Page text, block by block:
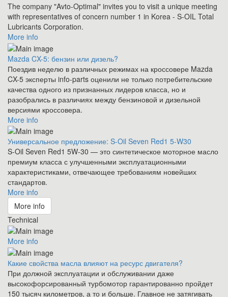
The company "Avto-Optimal" invites you to visit a unique meeting
with representatives of concern number 1 in Korea - S-OIL Total
Lubricants Corporation.
More info
Mazda CX-5: бензин или дизель?
Поездив неделю в различных режимах на кроссовере Mazda
CX-5 эксперты info-parts оценили не только потребительские
качества одного из признанных лидеров класса, но и
разобрались в различиях между бензиновой и дизельной
версиями кроссовера.
More info
Универсальное предложение: S-Oil Seven Red1 5-W30
S-Oil Seven Red1 5W-30 — это синтетическое моторное масло
премиум класса с улучшенными эксплуатационными
характеристиками, отвечающее требованиям новейших
стандартов.
More info
More info
Technical
More info
Какие свойства масла влияют на ресурс двигателя?
При должной эксплуатации и обслуживании даже
высокофорсированный турбомотор гарантированно пройдет
150 тысяч километров, а то и больше. Главное не затягивать